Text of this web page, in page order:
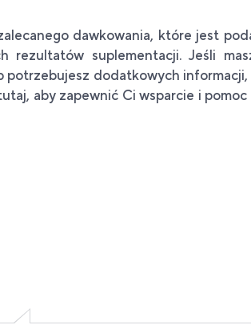
dawkowania, które jest
rezultatów suplementacji. Jeśli
dodatkowych
aby zapewnić Ci wsparcie i